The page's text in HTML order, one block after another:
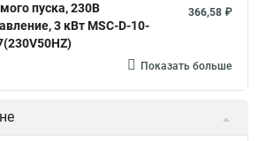
пуска, 230В
3 кВт MSC-D-10-
366,58 ₽
Показать больше